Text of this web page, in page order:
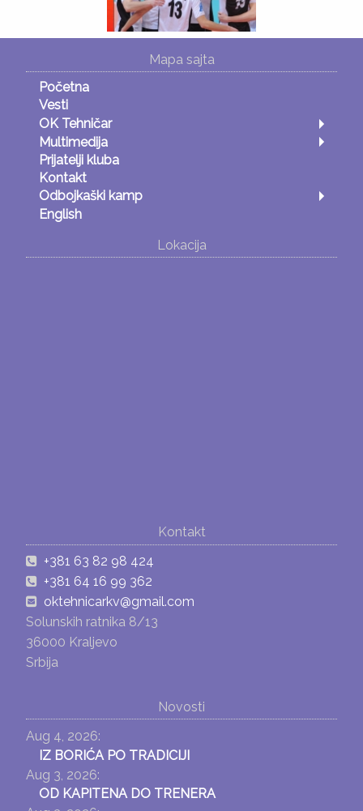
Mapa sajta
Početna
Vesti
OK Tehničar
Multimedija
Prijatelji kluba
Kontakt
Odbojkaški kamp
English
Lokacija
Kontakt
+381 63 82 98 424
+381 64 16 99 362
oktehnicarkv@gmail.com
Solunskih ratnika 8/13
36000 Kraljevo
Srbija
Novosti
Aug 4, 2026:
IZ BORIĆA PO TRADICIJI
Aug 3, 2026:
OD KAPITENA DO TRENERA